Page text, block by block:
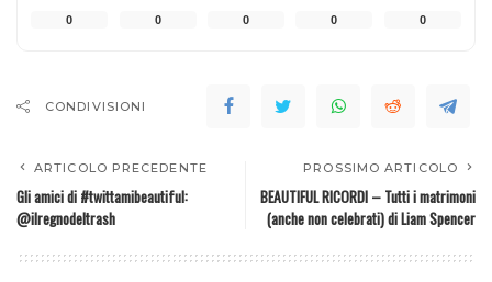
0 0 0 0 0
CONDIVISIONI
ARTICOLO PRECEDENTE
Gli amici di #twittamibeautiful:
@ilregnodeltrash
PROSSIMO ARTICOLO
BEAUTIFUL RICORDI – Tutti i matrimoni
(anche non celebrati) di Liam Spencer